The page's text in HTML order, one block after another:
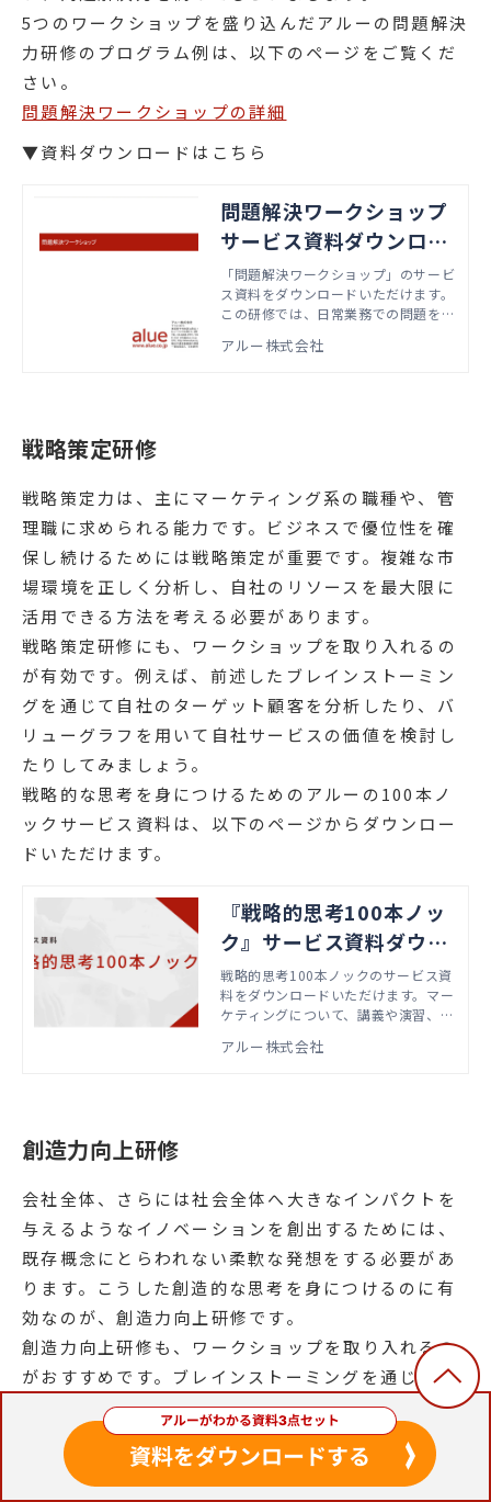
5つのワークショップを盛り込んだアルーの問題解決
力研修のプログラム例は、以下のページをご覧くだ
さい。
問題解決ワークショップの詳細
▼資料ダウンロードはこちら
問題解決ワークショップ
サービス資料ダウンロー
ド
「問題解決ワークショップ」のサービ
ス資料をダウンロードいただけます。
この研修では、日常業務での問題を解
題解決䛾プロセス」を身につけること
アルー株式会社
戦略策定研修
戦略策定力は、主にマーケティング系の職種や、管
理職に求められる能力です。ビジネスで優位性を確
保し続けるためには戦略策定が重要です。複雑な市
場環境を正しく分析し、自社のリソースを最大限に
活用できる方法を考える必要があります。
戦略策定研修にも、ワークショップを取り入れるの
が有効です。例えば、前述したブレインストーミン
グを通じて自社のターゲット顧客を分析したり、バ
リューグラフを用いて自社サービスの価値を検討し
たりしてみましょう。
戦略的な思考を身につけるためのアルーの100本ノ
ックサービス資料は、以下のページからダウンロー
ドいただけます。
『戦略的思考100本ノッ
ク』サービス資料ダウン
ロード
戦略的思考100本ノックのサービス資
料をダウンロードいただけます。マー
ケティングについて、講義や演習、ゲ
実際に実務で活用できるようになるこ
アルー株式会社
創造力向上研修
会社全体、さらには社会全体へ大きなインパクトを
与えるようなイノベーションを創出するためには、
既存概念にとらわれない柔軟な発想をする必要があ
ります。こうした創造的な思考を身につけるのに有
効なのが、創造力向上研修です。
創造力向上研修も、ワークショップを取り入れるの
がおすすめです。ブレインストーミングを通じてア
イディアを発散させる練習を積んだり、ワールドカ
フェでリラックスして話し合う体験をしてもらった
りしましょう。
既成概念にとらわれない発想を後押しするアルーの